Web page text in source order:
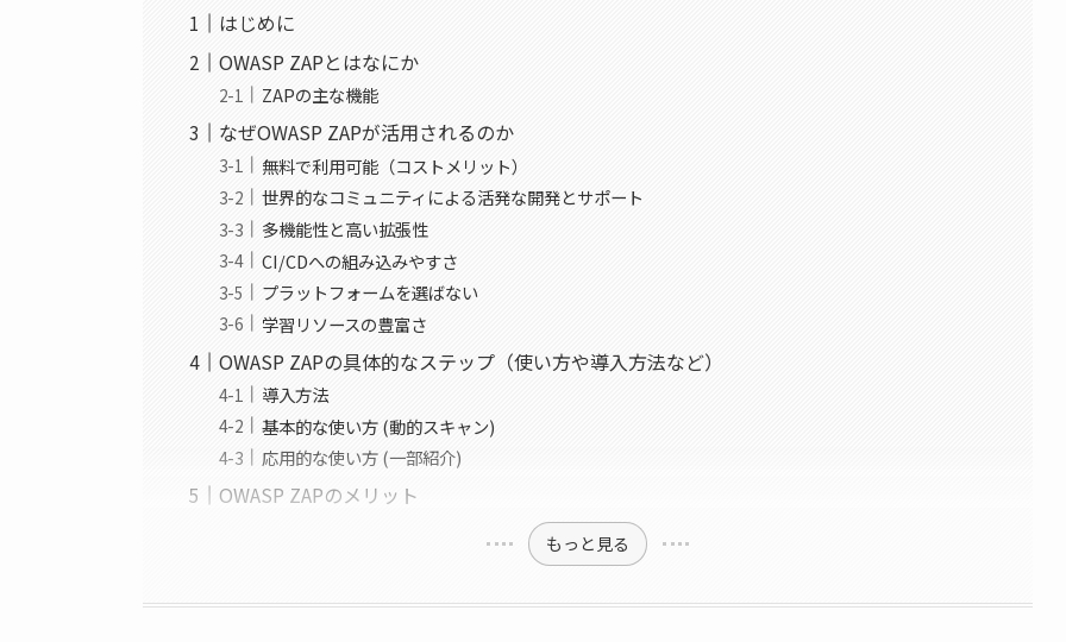
はじめに
OWASP ZAPとはなにか
ZAPの主な機能
なぜOWASP ZAPが活用されるのか
無料で利用可能（コストメリット）
世界的なコミュニティによる活発な開発とサポート
多機能性と高い拡張性
CI/CDへの組み込みやすさ
プラットフォームを選ばない
学習リソースの豊富さ
OWASP ZAPの具体的なステップ（使い方や導入方法など）
導入方法
基本的な使い方 (動的スキャン)
応用的な使い方 (一部紹介)
OWASP ZAPのメリット
もっと見る